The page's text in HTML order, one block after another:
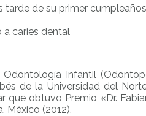
tarde de su primer cumpleaños
a caries dental
Infantil
de la Universidad del
obtuvo Premio «Dr.
México (2012).